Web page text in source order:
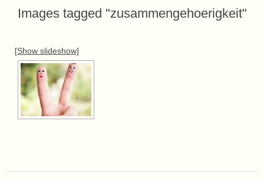
Images tagged "zusammengehoerigkeit"
[Show slideshow]